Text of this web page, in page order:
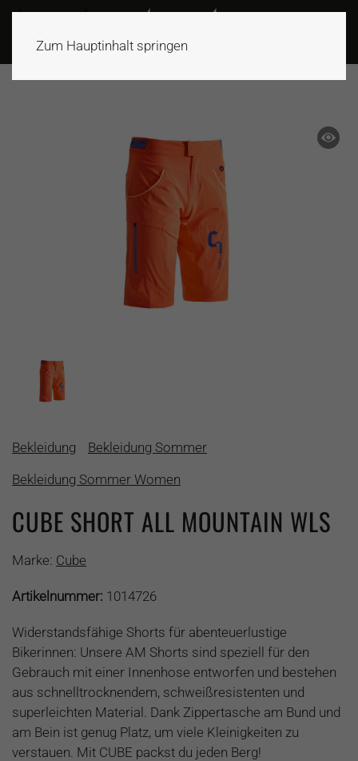
Zum Hauptinhalt springen
Bekleidung
Bekleidung Sommer
Bekleidung Sommer Women
CUBE SHORT ALL MOUNTAIN WLS
Marke: Cube
Artikelnummer: 1014726
Widerstandsfähige Shorts für abenteuerlustige
Bikerinnen: Unsere AM Shorts sind speziell für den
Gebrauch mit einer Innenhose entworfen und bestehen
aus schnelltrocknendem, schweißresistenten und
superleichten Material. Dank Zippertasche am Bund und
am Bein ist genug Platz, um viele Kleinigkeiten zu
verstauen. Mit CUBE packst du jeden Berg!